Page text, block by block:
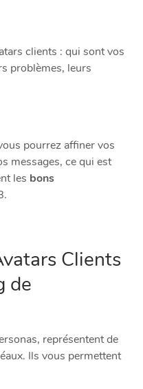
clients : qui sont vos
problèmes, leurs
pourrez affiner vos
messages, ce qui est
les bons
Clients
de
représentent de
Ils vous permettent